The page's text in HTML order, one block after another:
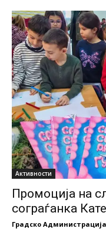
Активности
Промоција на
сограѓанка
Градско Администрација